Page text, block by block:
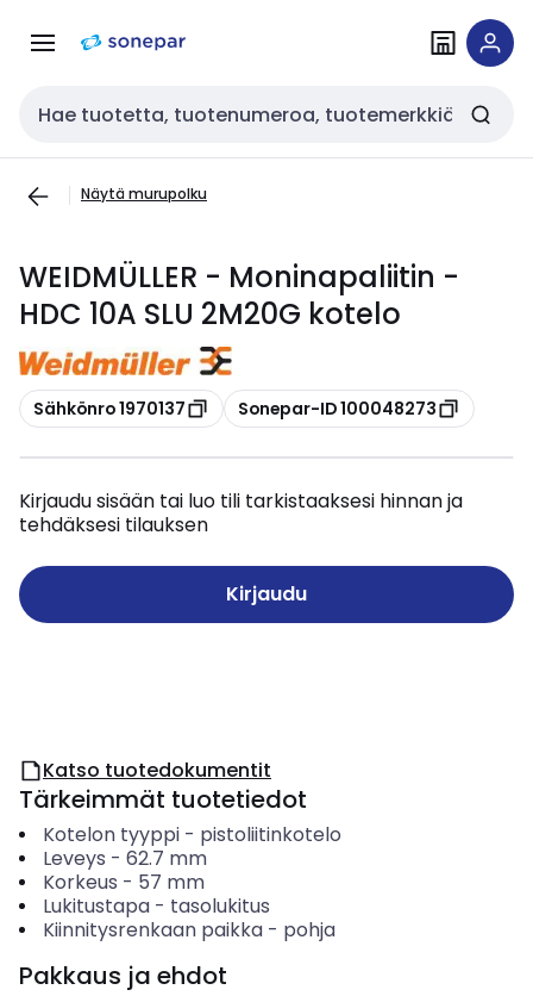
navigointiinsisältöön
Haku
Näytä murupolku
WEIDMÜLLER - Moninapaliitin -
HDC 10A SLU 2M20G kotelo
Kopioi
Sähkönro 1970137 Kopioi
Sonepar-ID 100048273
Kirjaudu sisään tai luo tili tarkistaaksesi hinnan ja
tehdäksesi tilauksen
Kirjaudu
Katso tuotedokumentit
Tärkeimmät tuotetiedot
Kotelon tyyppi- pistoliitinkotelo
Leveys - 62.7 mm
Korkeus - 57 mm
Lukitustapa- tasolukitus
Kiinnitysrenkaan paikka- pohja
Pakkaus ja ehdot